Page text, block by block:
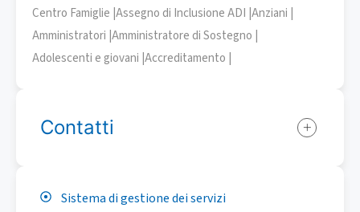
Centro Famiglie |Assegno di Inclusione ADI |Anziani |
Amministratori |Amministratore di Sostegno |
Adolescenti e giovani |Accreditamento |
Contatti
Sistema di gestione dei servizi